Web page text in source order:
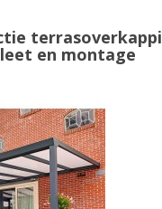
en montage